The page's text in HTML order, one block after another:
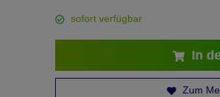
sofort verfügbar
In
Zum